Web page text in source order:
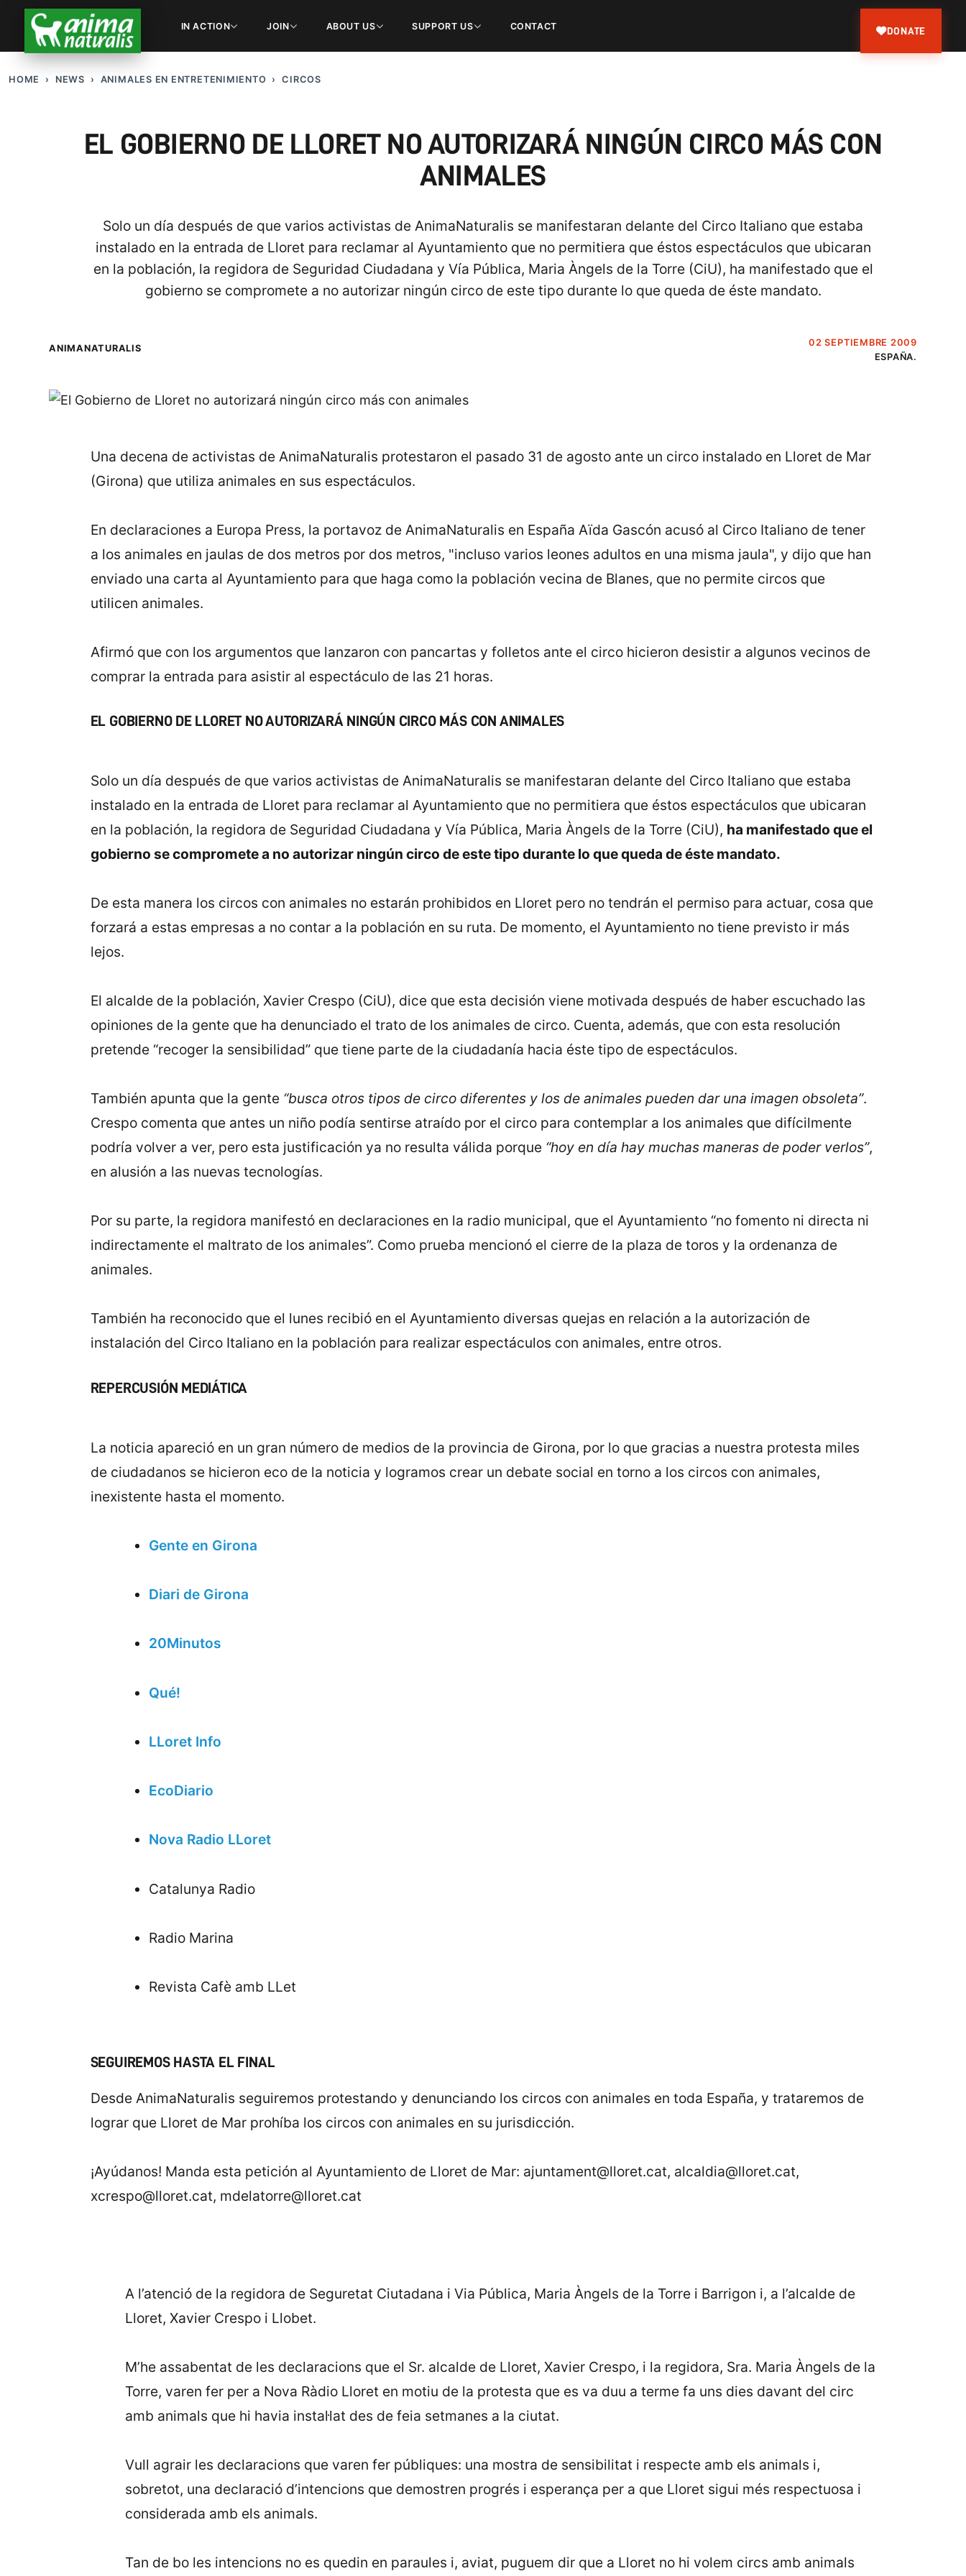
IN ACTION JOIN ABOUT US SUPPORT US CONTACT DONATE
HOME NEWS ANIMALES EN ENTRETENIMIENTO CIRCOS
EL GOBIERNO DE LLORET NO AUTORIZARÁ NINGÚN CIRCO MÁS CON
ANIMALES
Solo un día después de que varios activistas de AnimaNaturalis se manifestaran delante del Circo Italiano que estaba
instalado en la entrada de Lloret para reclamar al Ayuntamiento que no permitiera que éstos espectáculos que ubicaran
en la población, la regidora de Seguridad Ciudadana y Vía Pública, Maria Àngels de la Torre (CiU), ha manifestado que el
gobierno se compromete a no autorizar ningún circo de este tipo durante lo que queda de éste mandato.
ANIMANATURALIS
02 SEPTIEMBRE 2009
ESPAÑA.
Una decena de activistas de AnimaNaturalis protestaron el pasado 31 de agosto ante un circo instalado en Lloret de Mar
(Girona) que utiliza animales en sus espectáculos.
En declaraciones a Europa Press, la portavoz de AnimaNaturalis en España Aïda Gascón acusó al Circo Italiano de tener
a los animales en jaulas de dos metros por dos metros, "incluso varios leones adultos en una misma jaula", y dijo que han
enviado una carta al Ayuntamiento para que haga como la población vecina de Blanes, que no permite circos que
utilicen animales.
Afirmó que con los argumentos que lanzaron con pancartas y folletos ante el circo hicieron desistir a algunos vecinos de
comprar la entrada para asistir al espectáculo de las 21 horas.
EL GOBIERNO DE LLORET NO AUTORIZARÁ NINGÚN CIRCO MÁS CON ANIMALES
Solo un día después de que varios activistas de AnimaNaturalis se manifestaran delante del Circo Italiano que estaba
instalado en la entrada de Lloret para reclamar al Ayuntamiento que no permitiera que éstos espectáculos que ubicaran
en la población, la regidora de Seguridad Ciudadana y Vía Pública, Maria Àngels de la Torre (CiU), ha manifestado que el
gobierno se compromete a no autorizar ningún circo de este tipo durante lo que queda de éste mandato.
De esta manera los circos con animales no estarán prohibidos en Lloret pero no tendrán el permiso para actuar, cosa que
forzará a estas empresas a no contar a la población en su ruta. De momento, el Ayuntamiento no tiene previsto ir más
lejos.
El alcalde de la población, Xavier Crespo (CiU), dice que esta decisión viene motivada después de haber escuchado las
opiniones de la gente que ha denunciado el trato de los animales de circo. Cuenta, además, que con esta resolución
pretende “recoger la sensibilidad” que tiene parte de la ciudadanía hacia éste tipo de espectáculos.
También apunta que la gente “busca otros tipos de circo diferentes y los de animales pueden dar una imagen obsoleta”.
Crespo comenta que antes un niño podía sentirse atraído por el circo para contemplar a los animales que difícilmente
podría volver a ver, pero esta justificación ya no resulta válida porque “hoy en día hay muchas maneras de poder verlos”,
en alusión a las nuevas tecnologías.
Por su parte, la regidora manifestó en declaraciones en la radio municipal, que el Ayuntamiento “no fomento ni directa ni
indirectamente el maltrato de los animales”. Como prueba mencionó el cierre de la plaza de toros y la ordenanza de
animales.
También ha reconocido que el lunes recibió en el Ayuntamiento diversas quejas en relación a la autorización de
instalación del Circo Italiano en la población para realizar espectáculos con animales, entre otros.
REPERCUSIÓN MEDIÁTICA
La noticia apareció en un gran número de medios de la provincia de Girona, por lo que gracias a nuestra protesta miles
de ciudadanos se hicieron eco de la noticia y logramos crear un debate social en torno a los circos con animales,
inexistente hasta el momento.
Gente en Girona
Diari de Girona
20Minutos
Qué!
LLoret Info
EcoDiario
Nova Radio LLoret
Catalunya Radio
Radio Marina
Revista Cafè amb LLet
SEGUIREMOS HASTA EL FINAL
Desde AnimaNaturalis seguiremos protestando y denunciando los circos con animales en toda España, y trataremos de
lograr que Lloret de Mar prohíba los circos con animales en su jurisdicción.
¡Ayúdanos! Manda esta petición al Ayuntamiento de Lloret de Mar: ajuntament@lloret.cat, alcaldia@lloret.cat,
xcrespo@lloret.cat, mdelatorre@lloret.cat
A l’atenció de la regidora de Seguretat Ciutadana i Via Pública, Maria Àngels de la Torre i Barrigon i, a l’alcalde de
Lloret, Xavier Crespo i Llobet.
M’he assabentat de les declaracions que el Sr. alcalde de Lloret, Xavier Crespo, i la regidora, Sra. Maria Àngels de la
Torre, varen fer per a Nova Ràdio Lloret en motiu de la protesta que es va duu a terme fa uns dies davant del circ
amb animals que hi havia instal·lat des de feia setmanes a la ciutat.
Vull agrair les declaracions que varen fer públiques: una mostra de sensibilitat i respecte amb els animals i,
sobretot, una declaració d’intencions que demostren progrés i esperança per a que Lloret sigui més respectuosa i
considerada amb els animals.
Tan de bo les intencions no es quedin en paraules i, aviat, puguem dir que a Lloret no hi volem circs amb animals